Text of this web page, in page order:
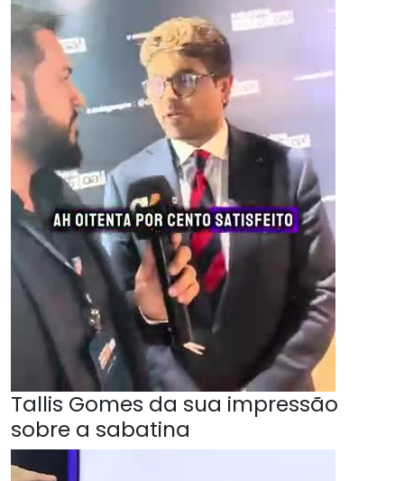
Tallis Gomes da sua impressão
sobre a sabatina